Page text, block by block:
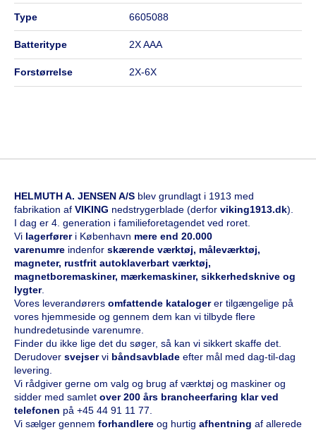
type 6605088
batteritype 2X AAA
forstørrelse 2X-6X
HELMUTH A. JENSEN A/S blev grundlagt i 1913 med
fabrikation af VIKING nedstrygerblade (derfor viking1913.dk).
I dag er 4. generation i familieforetagendet ved roret.
Vi lagerfører i København mere end 20.000
varenumre indenfor skærende værktøj, måleværktøj,
magneter, rustfrit autoklaverbart værktøj,
magnetboremaskiner, mærkemaskiner, sikkerhedsknive og
lygter.
Vores leverandørers omfattende katalogerer tilgængelige på
vores hjemmeside og gennem dem kan vi tilbyde flere
hundredetusinde varenumre.
Finder du ikke lige det du søger, så kan vi sikkert skaffe det.
Derudover svejservi båndsavblade efter mål med dag-til-dag
levering.
Vi rådgiver gerne om valg og brug af værktøj og maskiner og
sidder med samlet over 200 års brancheerfaring klar ved
telefonen på +45 44 91 11 77
Vi sælger gennem forhandlere og hurtig afhentning af allerede